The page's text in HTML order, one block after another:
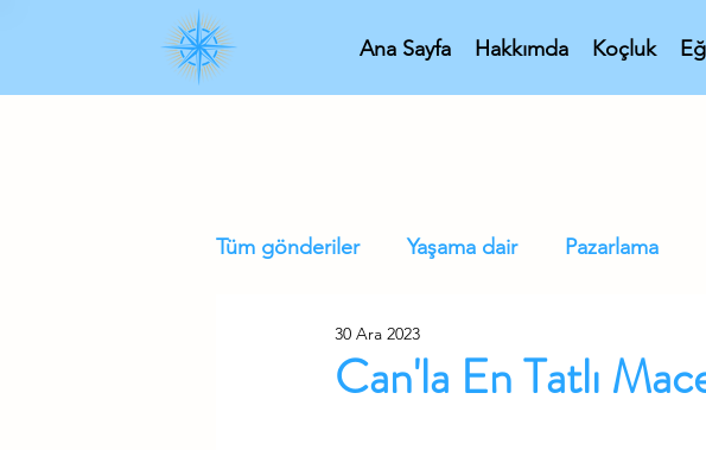
Ana Sayfa Hakkımda Koçluk
Tüm gönderiler Yaşama dair Pazarlama
Can'la En Tatlı
30 Ara 2023